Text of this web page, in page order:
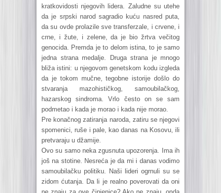
kratkovidosti njegovih lidera. Zaludne su utehe
da je srpski narod sagradio kuću nasred puta,
da su ovde prolazile sve transferzale, i crvene, i
crne, i žute, i zelene, da je bio žrtva večitog
genocida. Premda je to delom istina, to je samo
jedna strana medalje. Druga strana je mnogo
bliža istini: u njegovom genetskom kodu izgleda
da je tokom mučne, tegobne istorije došlo do
stvaranja mazohističkog, samoubilačkog,
hazarskog sindroma. Vrlo često on se sam
podmetao i kada je morao i kada nije morao.
Pre konačnog zatiranja naroda, zatiru se njegovi
spomenici, ruše i pale, kao danas na Kosovu, ili
pretvaraju u džamije.
Ovo su samo neka zgusnuta upozorenja. Ima ih
još na stotine. Nesreća je da mi i danas vodimo
samoubilačku politiku. Naši lideri ogrnuli su se
zidom ćutanja. Da li je realno poverovati da oni